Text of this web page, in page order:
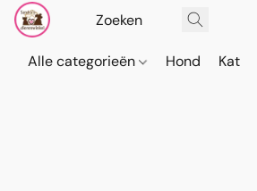
Alle categorieën Hond Kat